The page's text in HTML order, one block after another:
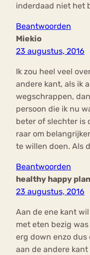
inderdaad niet het
Beantwoorden
Miekio
23 augustus, 2016
Ik zou heel veel
andere kant, als ik
wegschrappen,
persoon die ik nu
beter of slechter is
raar om
te willen doen. Als
Beantwoorden
healthy happy
23 augustus, 2016
Aan de ene kant
met eten bezig
erg down enzo dus
aan de andere